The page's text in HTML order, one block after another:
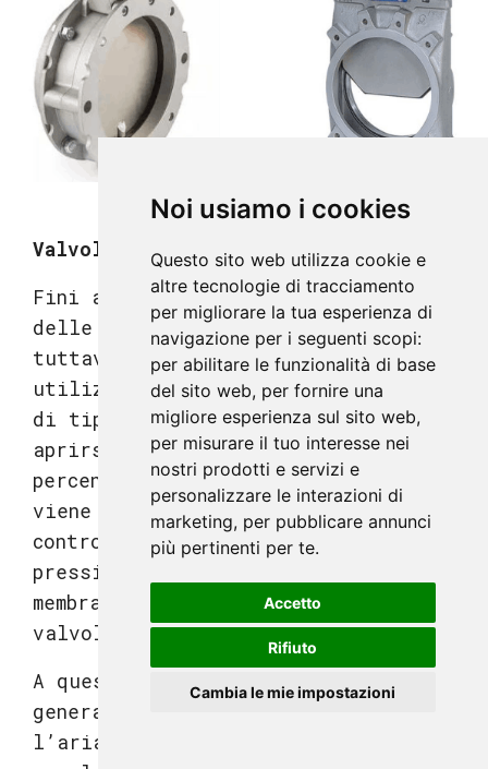
Noi usiamo i cookies
Questo sito web utilizza cookie e
altre tecnologie di tracciamento
per migliorare la tua esperienza di
navigazione per i seguenti scopi:
per abilitare le funzionalità di base
del sito web, per fornire una
migliore esperienza sul sito web,
per misurare il tuo interesse nei
nostri prodotti e servizi e
personalizzare le interazioni di
marketing, per pubblicare annunci
più pertinenti per te.
Accetto
Rifiuto
Cambia le mie impostazioni
Valvole regolatrici.
Fini a questo punto abbiamo parlato
delle valvole di tipo on off,
tuttavia nell’industria si
utilizzano anche valvole pneumatiche
di tipo regolatrici, che possono
aprirsi con un range da zero a cento
percento. L’aria in questo caso
viene regolata per mezzo di un
controllore che gestisce la
pressione della stessa sulla
membrana di attivazione della
valvola.
A questo tipo di valvole
generalmente si fornisce oltre che
l’aria compressa (attraverso un